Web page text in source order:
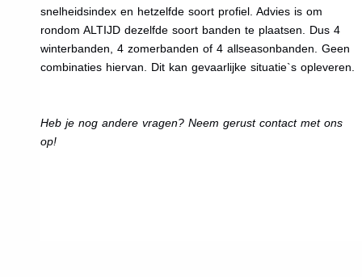
snelheidsindex en hetzelfde soort profiel. Advies is om
rondom ALTIJD dezelfde soort banden te plaatsen. Dus 4
winterbanden, 4 zomerbanden of 4 allseasonbanden. Geen
combinaties hiervan. Dit kan gevaarlijke situatie`s opleveren.
Heb je nog andere vragen? Neem gerust contact met ons
op!